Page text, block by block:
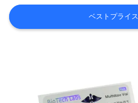
質
ベストプライス